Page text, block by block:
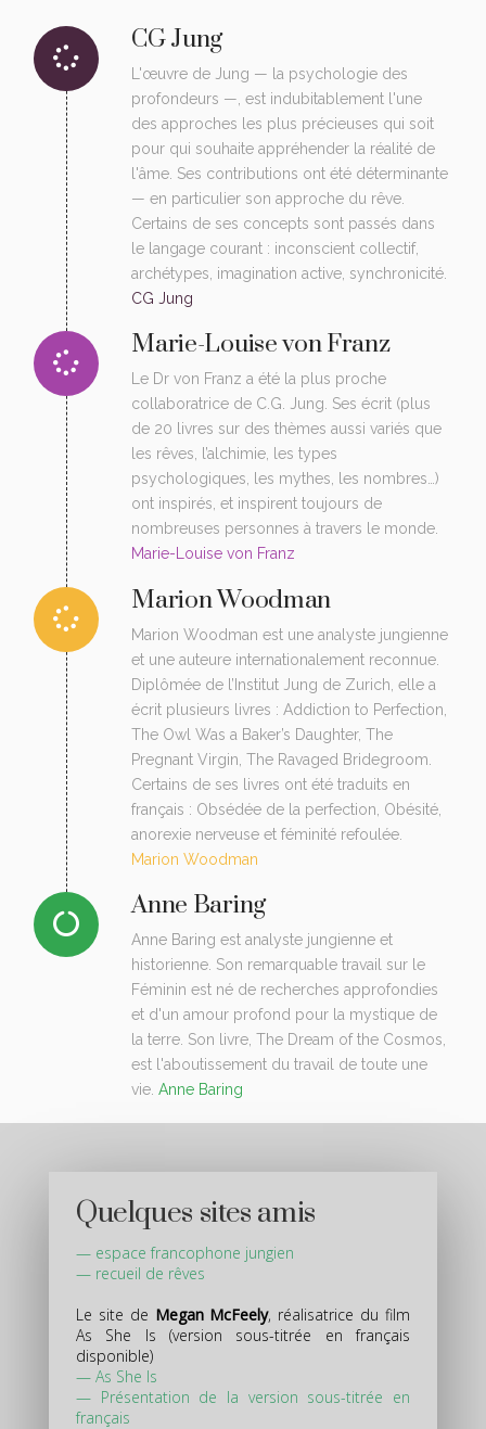
CG Jung
L'œuvre de Jung — la psychologie des
profondeurs —, est indubitablement l'une
des approches les plus précieuses qui soit
pour qui souhaite appréhender la réalité de
l'âme. Ses contributions ont été déterminante
— en particulier son approche du rêve.
Certains de ses concepts sont passés dans
le langage courant : inconscient collectif,
archétypes, imagination active, synchronicité.
CG Jung
Marie-Louise von Franz
Le Dr von Franz a été la plus proche
collaboratrice de C.G. Jung. Ses écrit (plus
de 20 livres sur des thèmes aussi variés que
les rêves, l’alchimie, les types
psychologiques, les mythes, les nombres…)
ont inspirés, et inspirent toujours de
nombreuses personnes à travers le monde.
Marie-Louise von Franz
Marion Woodman
Marion Woodman est une analyste jungienne
et une auteure internationalement reconnue.
Diplômée de l’Institut Jung de Zurich, elle a
écrit plusieurs livres : Addiction to Perfection,
The Owl Was a Baker’s Daughter, The
Pregnant Virgin, The Ravaged Bridegroom.
Certains de ses livres ont été traduits en
français : Obsédée de la perfection, Obésité,
anorexie nerveuse et féminité refoulée.
Marion Woodman
Anne Baring
Anne Baring est analyste jungienne et
historienne. Son remarquable travail sur le
Féminin est né de recherches approfondies
et d'un amour profond pour la mystique de
la terre. Son livre, The Dream of the Cosmos,
est l'aboutissement du travail de toute une
vie.Anne Baring
Quelques sites amis
— espace francophone jungien
— recueil de rêves
Le site de Megan McFeely, réalisatrice du film
As She Is (version sous-titrée en français
disponible)
— As She Is
— Présentation de la version sous-titrée en
français